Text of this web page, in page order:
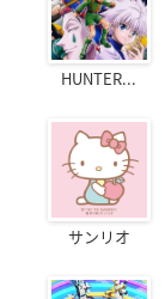
HUNTER...
サンリオ